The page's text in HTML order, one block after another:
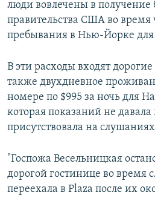
люди вовлечены в получение
правительства США во время
пребывания в Нью-Йорке
В эти расходы входят
также двухдневное
номере по $995 за ночь для
которая показаний не
присутствовала на
"Госпожа Весельницкая
дорогой гостинице во время
переехала в Plaza после их